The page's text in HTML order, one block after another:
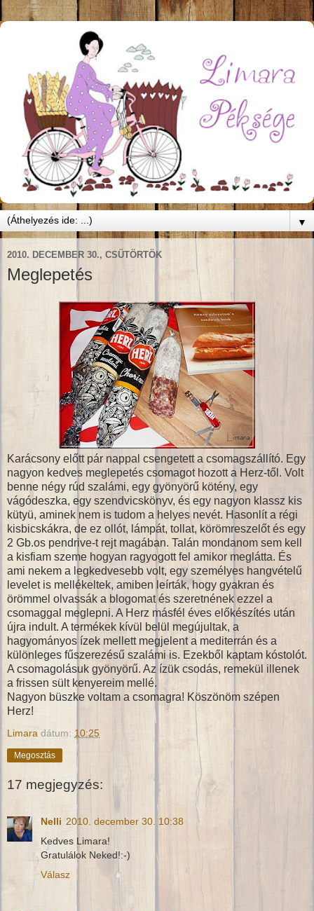
▼
2010. DECEMBER 30., CSÜTÖRTÖK
Meglepetés
Karácsony előtt pár nappal csengetett a csomagszállító. Egy
nagyon kedves meglepetés csomagot hozott a Herz-től. Volt
benne négy rúd szalámi, egy gyönyörű kötény, egy
vágódeszka, egy szendvicskönyv, és egy nagyon klassz kis
kütyü, aminek nem is tudom a helyes nevét. Hasonlít a régi
kisbicskákra, de ez ollót, lámpát, tollat, körömreszelőt és egy
2 Gb.os pendrive-t rejt magában. Talán mondanom sem kell
a kisfiam szeme hogyan ragyogott fel amikor meglátta. És
ami nekem a legkedvesebb volt, egy személyes hangvételű
levelet is mellékeltek, amiben leírták, hogy gyakran és
örömmel olvassák a blogomat és szeretnének ezzel a
csomaggal meglepni. A Herz másfél éves előkészítés után
újra indult. A termékek kívül belül megújultak, a
hagyományos ízek mellett megjelent a mediterrán és a
különleges fűszerezésű szalámi is. Ezekből kaptam kóstolót.
A csomagolásuk gyönyörű. Az ízük csodás, remekül illenek
a frissen sült kenyereim mellé.
Nagyon büszke voltam a csomagra! Köszönöm szépen
Herz!
Limara dátum: 10:25
Megosztás
17 megjegyzés:
Nelli 2010. december 30. 10:38
Kedves Limara!
Gratulálok Neked!:-)
Válasz